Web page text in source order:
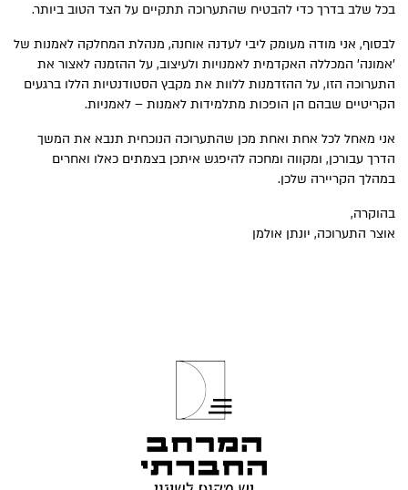
בכל שלב בדרך כדי להבטיח שהתערוכה תתקיים על הצד הטוב ביותר.
לבסוף, אני מודה מעומק ליבי לעדנה אוחנה, מנהלת המחלקה לאמנות של
'אמונה' המכללה האקדמית לאמנויות ולעיצוב, על ההזמנה לאצור את
התערוכה הזו, על ההזדמנות ללוות את מקבץ הסטודנטיות הללו ברגעים
הקריטיים שבהם הן הופכות מתלמידות לאמנות – לאמניות.
אני מאחל לכל אחת ואחת מכן שהתערוכה הנוכחית תנבא את המשך
הדרך עבורכן, ומקווה ומחכה להיפגש איתכן בצמתים כאלו ואחרים
במהלך הקריירה שלכן.
בהוקרה,
אוצר התערוכה, יונתן אולמן